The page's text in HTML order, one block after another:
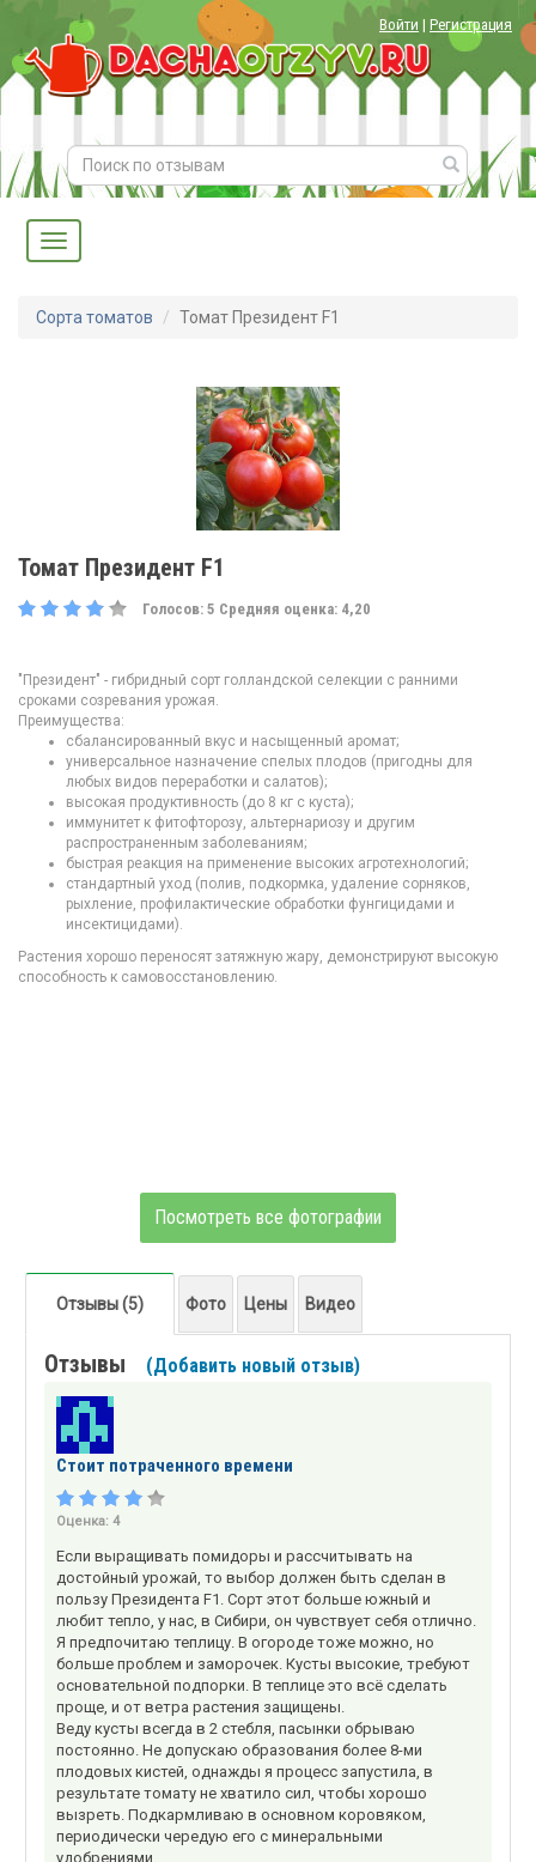
Войти | Регистрация
Сорта томатов Томат Президент F1
Томат Президент F1
Голосов: 5 Средняя оценка: 4,20
"Президент" - гибридный сорт голландской селекции с ранними
сроками созревания урожая.
Преимущества:
сбалансированный вкус и насыщенный аромат;
универсальное назначение спелых плодов (пригодны для
любых видов переработки и салатов);
высокая продуктивность (до 8 кг с куста);
иммунитет к фитофторозу, альтернариозу и другим
распространенным заболеваниям;
быстрая реакция на применение высоких агротехнологий;
стандартный уход (полив, подкормка, удаление сорняков,
рыхление, профилактические обработки фунгицидами и
инсектицидами).
Растения хорошо переносят затяжную жару, демонстрируют высокую
способность к самовосстановлению.
Посмотреть все фотографии
Отзывы (5) Фото Цены Видео
Отзывы (Добавить новый отзыв)
Стоит потраченного времени
Оценка: 4
Если выращивать помидоры и рассчитывать на
достойный урожай, то выбор должен быть сделан в
пользу Президента F1. Сорт этот больше южный и
любит тепло, у нас, в Сибири, он чувствует себя отлично.
Я предпочитаю теплицу. В огороде тоже можно, но
больше проблем и заморочек. Кусты высокие, требуют
основательной подпорки. В теплице это всё сделать
проще, и от ветра растения защищены.
Веду кусты всегда в 2 стебля, пасынки обрываю
постоянно. Не допускаю образования более 8-ми
плодовых кистей, однажды я процесс запустила, в
результате томату не хватило сил, чтобы хорошо
вызреть. Подкармливаю в основном коровяком,
периодически чередую его с минеральными
удобрениями.